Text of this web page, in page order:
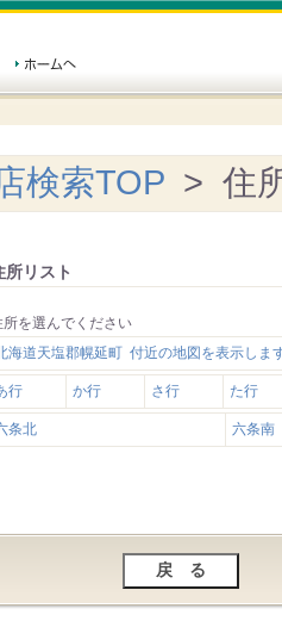
検索TOP > 住
所リスト
所を選んでください
海道天塩郡幌延町 付近の地図を表示しま
行 か行 さ行 た行
条北 六条南